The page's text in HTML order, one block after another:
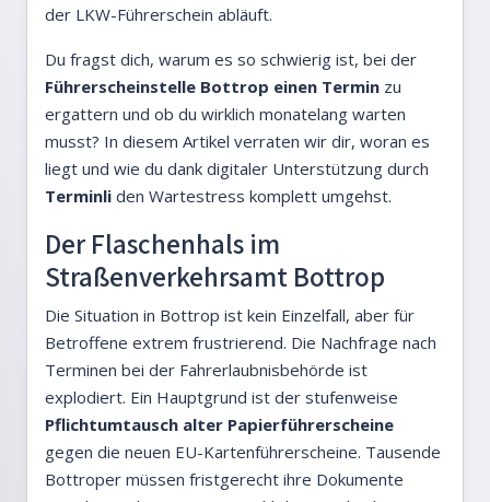
der LKW-Führerschein abläuft.
Du fragst dich, warum es so schwierig ist, bei der
Führerscheinstelle Bottrop einen Termin zu
ergattern und ob du wirklich monatelang warten
musst? In diesem Artikel verraten wir dir, woran es
liegt und wie du dank digitaler Unterstützung durch
Terminli den Wartestress komplett umgehst.
Der Flaschenhals im
Straßenverkehrsamt Bottrop
Die Situation in Bottrop ist kein Einzelfall, aber für
Betroffene extrem frustrierend. Die Nachfrage nach
Terminen bei der Fahrerlaubnisbehörde ist
explodiert. Ein Hauptgrund ist der stufenweise
Pflichtumtausch alter Papierführerscheine
gegen die neuen EU-Kartenführerscheine. Tausende
Bottroper müssen fristgerecht ihre Dokumente